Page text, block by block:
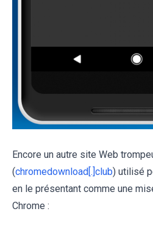
Encore un autre site Web
(chromedownload[.]club) utilisé
en le présentant comme une
Chrome :